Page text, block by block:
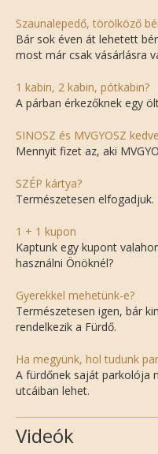
Szaunalepedő, törölköző
Bár sok éven át lehetett
most már csak vásárlásra
1 kabin, 2 kabin, pótkabin?
A párban érkezőknek egy
SINOSZ és MVGYOSZ
Mennyit fizet az, aki
SZÉP kártya?
Természetesen elfogadjuk.
1 + 1 kupon
Kaptunk egy kupont
használni Önöknél?
Gyerekkel mehetünk-e?
Természetesen igen, bár
rendelkezik a Fürdő.
Ha megyünk, hol tudunk
A fürdőnek saját parkolója
utcáiban lehet.
Videók